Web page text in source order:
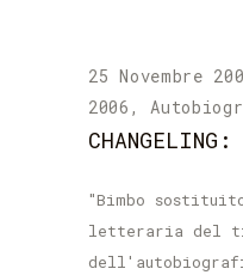
25 Novembre
2006 ,
"Bimbo
letteraria del